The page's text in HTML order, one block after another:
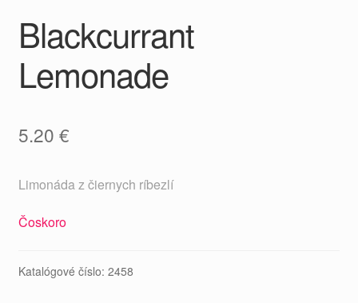
Blackcurrant
Lemonade
5.20 €
Limonáda z čiernych ríbezlí
Čoskoro
Katalógové číslo: 2458